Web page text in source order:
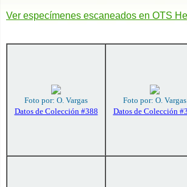
Ver especímenes escaneados en OTS
Foto por: O. Vargas
Datos de Colección #388
Foto por: O. Vargas
Datos de Colección